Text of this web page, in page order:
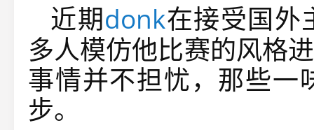
近期donk在接受国外
多人模仿他比赛的风格
事情并不担忧，那些一
步。